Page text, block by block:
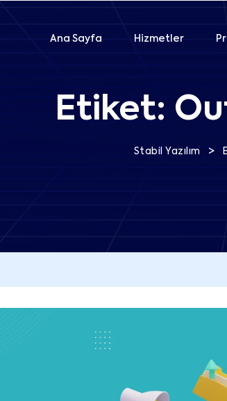
Ana Sayfa Hizmetler
Etiket:
Stabil Yazılım >